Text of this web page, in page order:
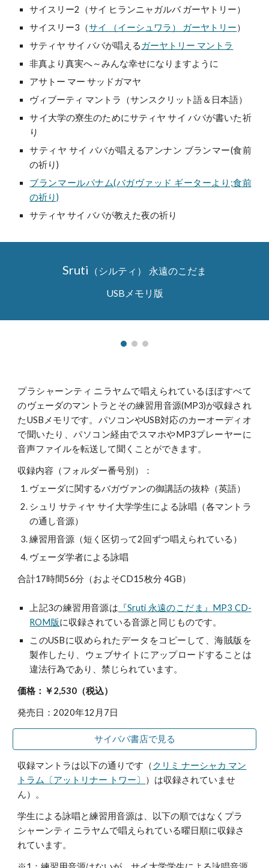
サイスリー2（サイ ヒランニャガルバ ガーヤトリー）
サイスリー3（サイ （イーシュワラ） ガーヤトリー）
サティヤ サイ ババが唱える ガーヤトリー マントラ
非真より真実へ～みんな幸せになりますように
アサトー マー サッドガマヤ
ヴィブーティ マントラ（サンスクリット語＆日本語）
サイ大学の寮生のためにサティヤ サイ ババが書いた祈
り
サティヤ サイ ババが唱えるアンナン ブランマー(食前
の祈り)
ブランマールパナム(バガヴァッド ギーターより;食前
の祈り)
サティヤ サイ ババが教えた夜の祈り
Sruti （シルティ）
永遠のこだま
USBメモリ版
プラシャーンティ ニラヤムで唱えられているほぼすべて
のヴェーダのマントラとその練習用音源(MP3)が収録され
たUSBメモリです。パソコンやUSB対応のカーオーディオ
で聞いたり、パソコン経由でスマホやMP3プレーヤーに
音声ファイルを転送して聞くことができます。
収録内容（フォルダー番号別）：
ヴェーダに関するバガヴァンの御講話の抜粋（英語）
シュリ サティヤ サイ大学学生による詠唱（各マントラ
の通し音源）
練習用音源（短く区切って2回ずつ唱えられている）
ヴェーダ学者による詠唱
合計17時間56分（およそCD15枚分 4GB）
上記3の練習用音源は 『Sruti 永遠のこだま』MP3 CD-
ROM版に収録されている音源と同じものです。
このUSBに収められたデータをコピーして、海賊版を
製作したり、ウェブサイトにアップロードすることは
違法行為であり、禁じられています。
価格：￥2,530（税込）
発売日：2020年12月7日
サイババ書店で見る
収録マントラは以下の通りです（クリミ ナーシャカ マン
トラム〔アットリナー トワー〕 ） は収録されていませ
ん）。
学生による詠唱と練習用音源は、以下の順ではなくプラ
シャーンティ ニラヤムで唱えられている曜日順に収録さ
れています。